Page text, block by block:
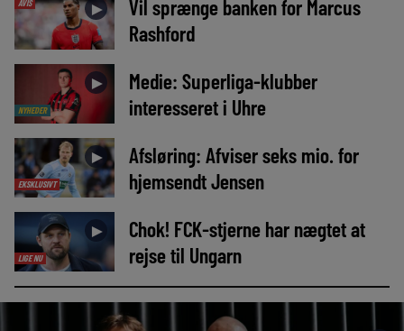
AVIS ►
Vil sprænge banken for Marcus
Rashford
NYHEDER
►
Medie: Superliga-klubber
interesseret i Uhre
EKSKLUSIVT
►
Afsløring: Afviser seks mio. for
hjemsendt Jensen
LIGE NU
►
Chok! FCK-stjerne har nægtet at
rejse til Ungarn